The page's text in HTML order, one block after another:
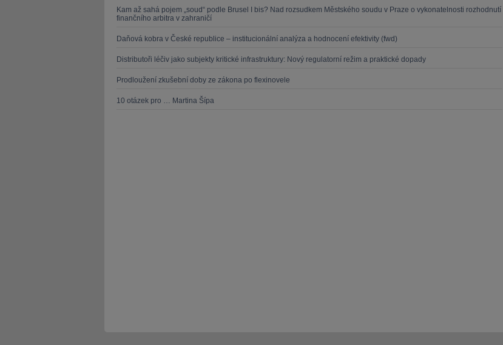
Kam až sahá pojem „soud“ podle Brusel I bis? Nad rozsudkem Městského soudu v Praze o vykonatelnosti rozhodnutí
finančního arbitra v zahraničí
Daňová kobra v České republice – institucionální analýza a hodnocení efektivity (fwd)
Distributoři léčiv jako subjekty kritické infrastruktury: Nový regulatorní režim a praktické dopady
Prodloužení zkušební doby ze zákona po flexinovele
10 otázek pro … Martina Šípa